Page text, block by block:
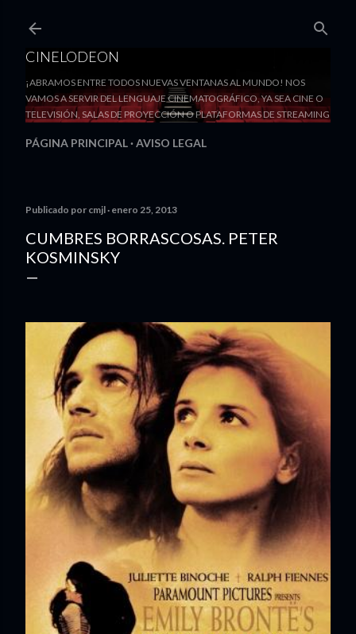
CINELODEON
¡ABRAMOS ENTRE TODOS NUEVAS VENTANAS AL MUNDO! NOS
VAMOS A SERVIR DEL LENGUAJE CINEMATOGRÁFICO, YA SEA CINE O
TELEVISIÓN, SALAS DE PROYECCIÓN O PLATAFORMAS DE STREAMING
PÁGINA PRINCIPAL AVISO LEGAL
Publicado por cmjl enero 25, 2013
CUMBRES BORRASCOSAS. PETER
KOSMINSKY